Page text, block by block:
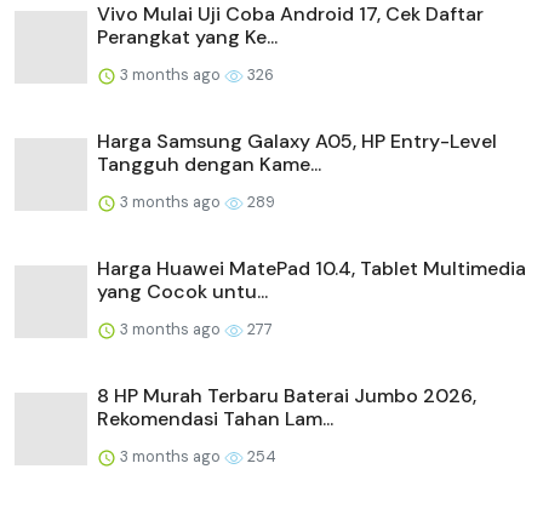
Vivo Mulai Uji Coba Android 17, Cek Daftar
Perangkat yang Ke...
3 months ago 326
Harga Samsung Galaxy A05, HP Entry-Level
Tangguh dengan Kame...
3 months ago 289
Harga Huawei MatePad 10.4, Tablet Multimedia
yang Cocok untu...
3 months ago 277
8 HP Murah Terbaru Baterai Jumbo 2026,
Rekomendasi Tahan Lam...
3 months ago 254